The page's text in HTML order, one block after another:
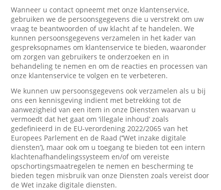
Wanneer u contact opneemt met onze klantenservice,
gebruiken we de persoonsgegevens die u verstrekt om uw
vraag te beantwoorden of uw klacht af te handelen. We
kunnen persoonsgegevens verzamelen in het kader van
gespreksopnames om klantenservice te bieden, waaronder
om zorgen van gebruikers te onderzoeken en in
behandeling te nemen en om de reacties en processen van
onze klantenservice te volgen en te verbeteren.
We kunnen uw persoonsgegevens ook verzamelen als u bij
ons een kennisgeving indient met betrekking tot de
aanwezigheid van een item in onze Diensten waarvan u
vermoedt dat het gaat om ‘illegale inhoud’ zoals
gedefinieerd in de EU-verordening 2022/2065 van het
Europees Parlement en de Raad (‘’Wet inzake digitale
diensten’), maar ook om u toegang te bieden tot een intern
klachtenafhandelingssysteem en/of om vereiste
opschortingsmaatregelen te nemen en bescherming te
bieden tegen misbruik van onze Diensten zoals vereist door
de Wet inzake digitale diensten.